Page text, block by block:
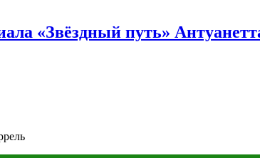
«Звёздный путь»